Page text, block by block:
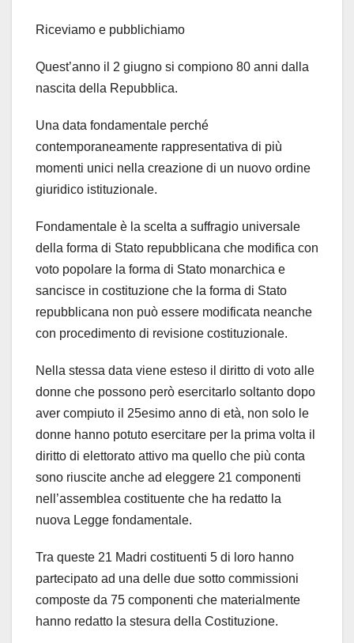
Riceviamo e pubblichiamo
Quest’anno il 2 giugno si compiono 80 anni dalla
nascita della Repubblica.
Una data fondamentale perché
contemporaneamente rappresentativa di più
momenti unici nella creazione di un nuovo ordine
giuridico istituzionale.
Fondamentale è la scelta a suffragio universale
della forma di Stato repubblicana che modifica con
voto popolare la forma di Stato monarchica e
sancisce in costituzione che la forma di Stato
repubblicana non può essere modificata neanche
con procedimento di revisione costituzionale.
Nella stessa data viene esteso il diritto di voto alle
donne che possono però esercitarlo soltanto dopo
aver compiuto il 25esimo anno di età, non solo le
donne hanno potuto esercitare per la prima volta il
diritto di elettorato attivo ma quello che più conta
sono riuscite anche ad eleggere 21 componenti
nell’assemblea costituente che ha redatto la
nuova Legge fondamentale.
Tra queste 21 Madri costituenti 5 di loro hanno
partecipato ad una delle due sotto commissioni
composte da 75 componenti che materialmente
hanno redatto la stesura della Costituzione.